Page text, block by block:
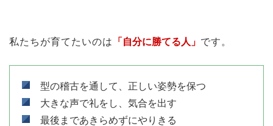
私たちが育てたいのは 「自分に勝てる人」 です。
型の稽古を通して、正しい姿勢を保つ
大きな声で礼をし、気合を出す
最後まであきらめずにやりきる